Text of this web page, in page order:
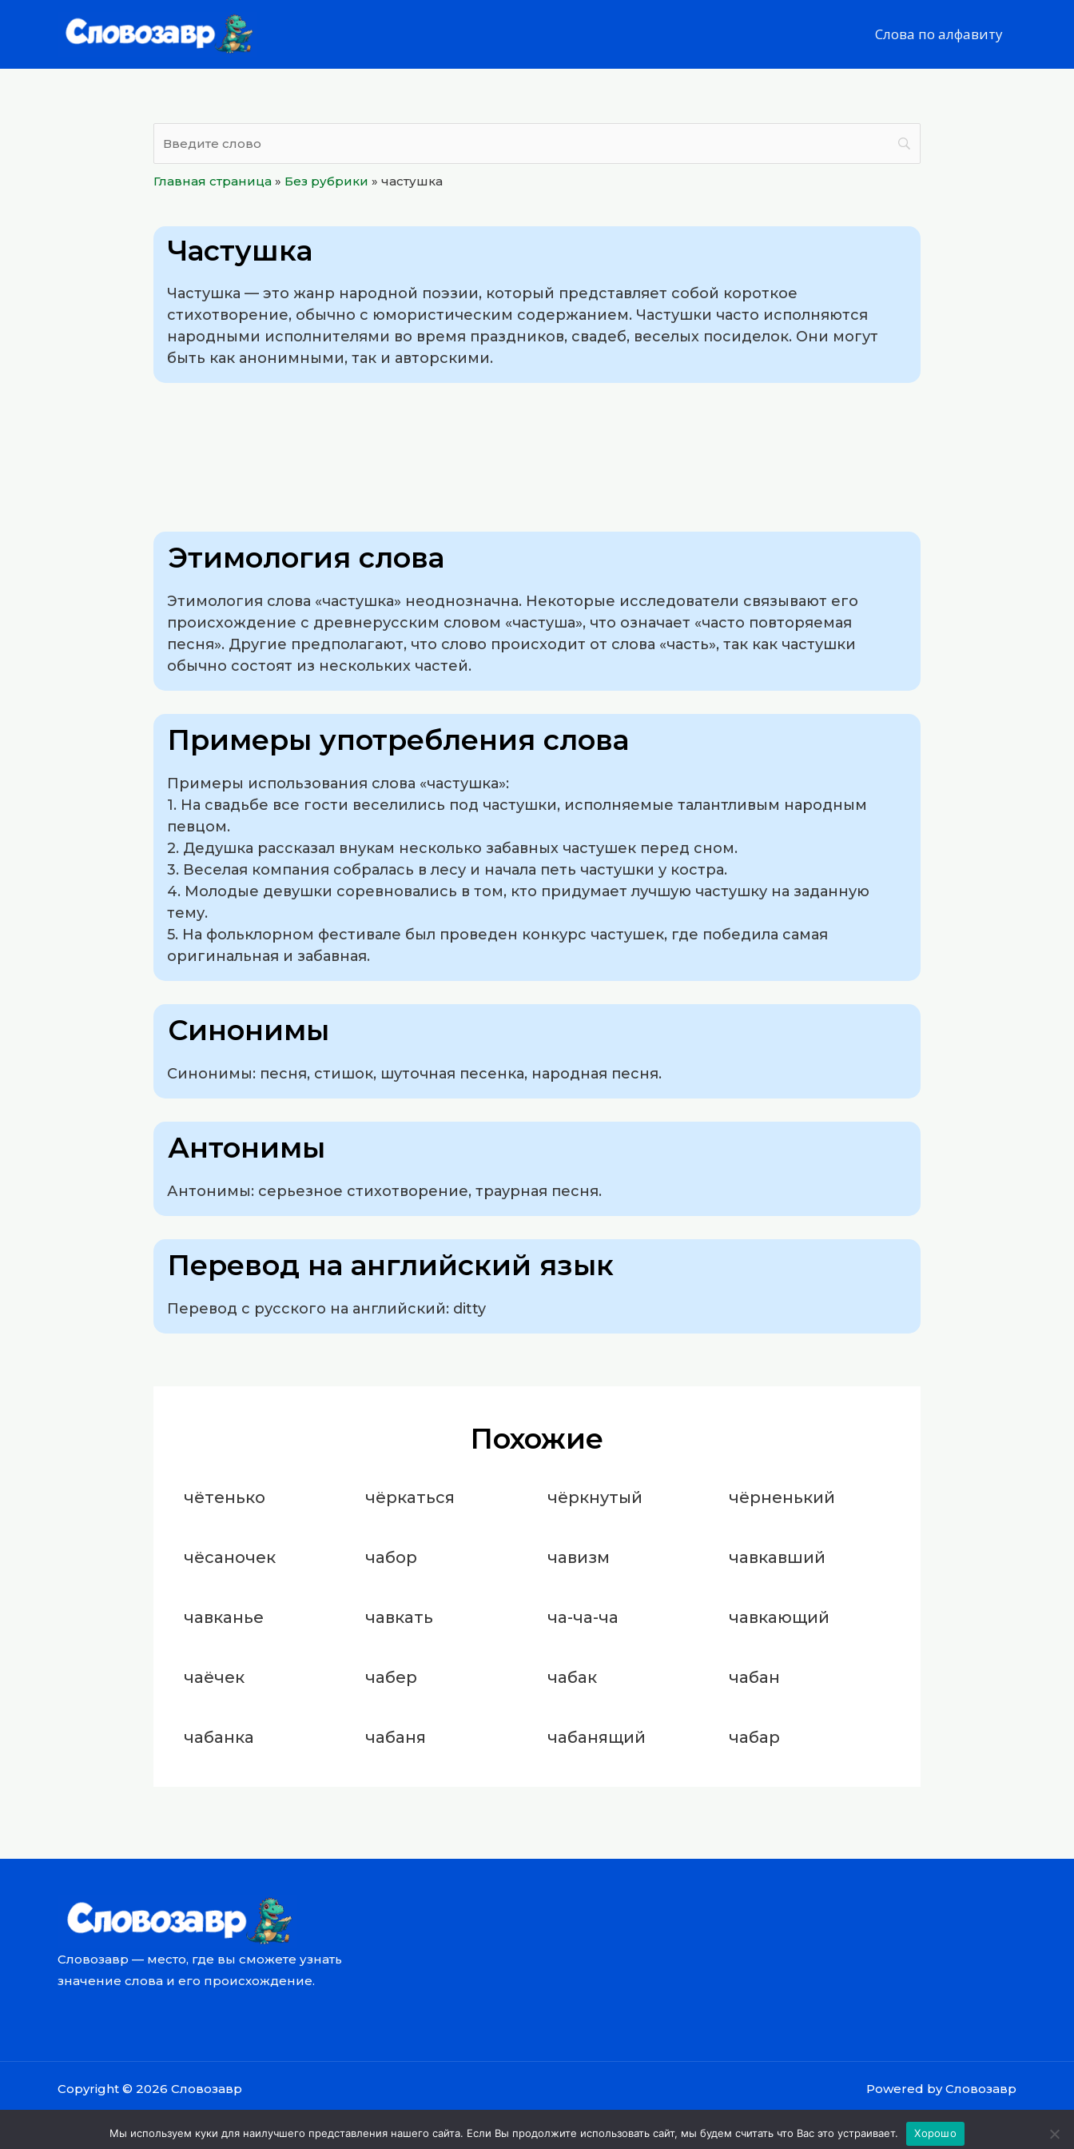
Слова по алфавиту
Главная страница » Без рубрики » частушка
Частушка
Частушка — это жанр народной поэзии, который представляет собой короткое
стихотворение, обычно с юмористическим содержанием. Частушки часто исполняются
народными исполнителями во время праздников, свадеб, веселых посиделок. Они могут
быть как анонимными, так и авторскими.
Этимология слова
Этимология слова «частушка» неоднозначна. Некоторые исследователи связывают его
происхождение с древнерусским словом «частуша», что означает «часто повторяемая
песня». Другие предполагают, что слово происходит от слова «часть», так как частушки
обычно состоят из нескольких частей.
Примеры употребления слова
Примеры использования слова «частушка»:
1. На свадьбе все гости веселились под частушки, исполняемые талантливым народным
певцом.
2. Дедушка рассказал внукам несколько забавных частушек перед сном.
3. Веселая компания собралась в лесу и начала петь частушки у костра.
4. Молодые девушки соревновались в том, кто придумает лучшую частушку на заданную
тему.
5. На фольклорном фестивале был проведен конкурс частушек, где победила самая
оригинальная и забавная.
Синонимы
Синонимы: песня, стишок, шуточная песенка, народная песня.
Антонимы
Антонимы: серьезное стихотворение, траурная песня.
Перевод на английский язык
Перевод с русского на английский: ditty
Похожие
чётенько чёркаться чёркнутый чёрненький
чёсаночек чабор чавизм чавкавший
чавканье чавкать ча-ча-ча чавкающий
чаёчек чабер чабак чабан
чабанка чабаня чабанящий чабар
Словозавр — место, где вы сможете узнать
значение слова и его происхождение.
Copyright © 2026 Словозавр Powered by Словозавр
Мы используем куки для наилучшего представления нашего сайта. Если Вы продолжите использовать сайт, мы будем считать что Вас это устраивает. Хорошо